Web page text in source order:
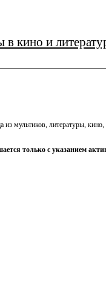
кино и
из мультиков, литературы,
только с указанием